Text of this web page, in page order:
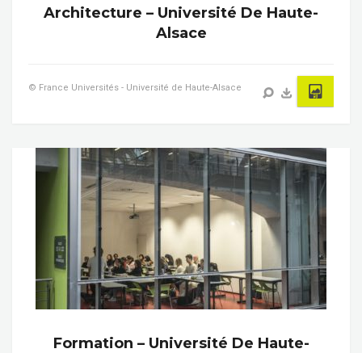
Architecture – Université De Haute-
Alsace
© France Universités - Université de Haute-Alsace
Formation – Université De Haute-